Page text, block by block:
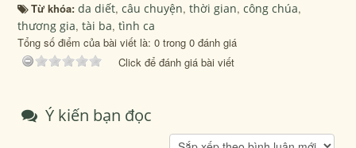
Từ khóa:da diết,câu chuyện,thời gian,công chúa,
thương gia,tài ba,tình ca
Tổng số điểm của bài viết là: 0 trong 0 đánh giá
Click để đánh giá bài viết
Ý kiến bạn đọc